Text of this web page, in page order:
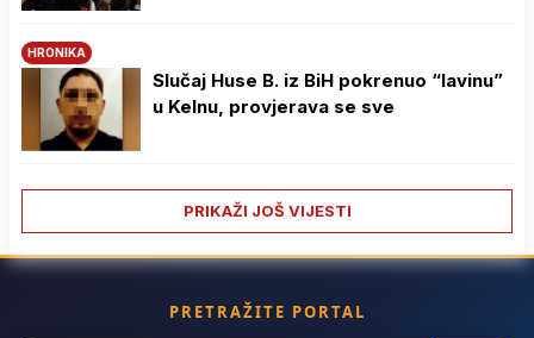
HRONIKA
Slučaj Huse B. iz BiH pokrenuo “lavinu”
u Kelnu, provjerava se sve
PRIKAŽI JOŠ VIJESTI
PRETRAŽITE PORTAL